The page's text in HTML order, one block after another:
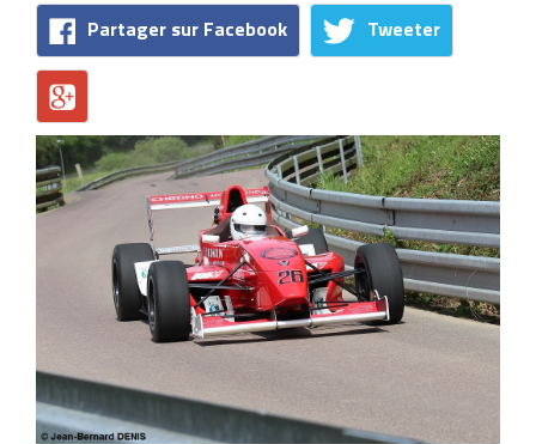
Partager sur Facebook Tweeter